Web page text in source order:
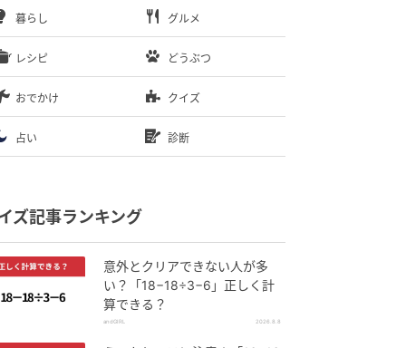
暮らし グルメ
レシピ どうぶつ
おでかけ クイズ
占い 診断
ズ記事ランキング
意外とクリアできない人が多
い？「18−18÷3−6」正しく計
算できる？
andGIRL 2026.8.8